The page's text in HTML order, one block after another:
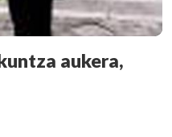
aukera,